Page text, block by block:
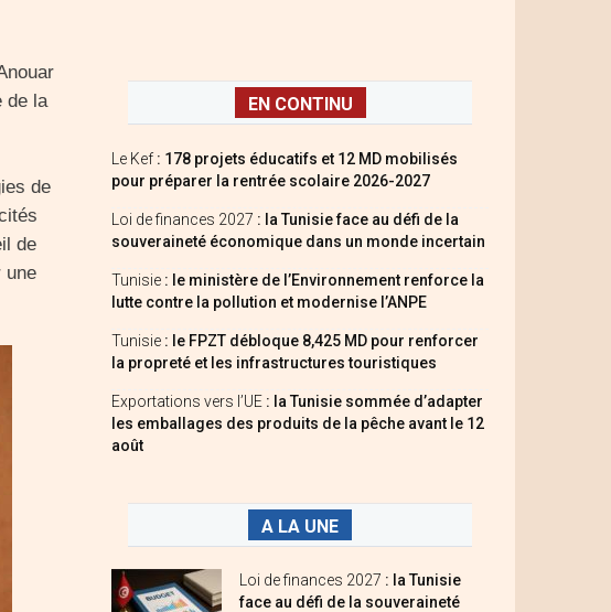
de la
de
de
une
EN CONTINU
Le Kef : 178 projets éducatifs et 12 MD mobilisés
pour préparer la rentrée scolaire 2026-2027
Loi de finances 2027 : la Tunisie face au défi de la
souveraineté économique dans un monde incertain
Tunisie : le ministère de l’Environnement renforce la
lutte contre la pollution et modernise l’ANPE
Tunisie : le FPZT débloque 8,425 MD pour renforcer
la propreté et les infrastructures touristiques
Exportations vers l’UE : la Tunisie sommée d’adapter
les emballages des produits de la pêche avant le 12
août
A LA UNE
Loi de finances 2027 : la Tunisie
face au défi de la souveraineté